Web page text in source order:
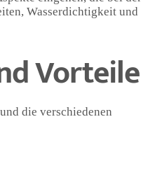
Wasserdichtigkeit und
Vorteile
die verschiedenen